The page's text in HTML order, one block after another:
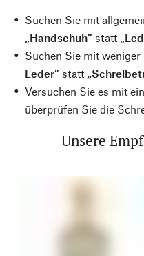
Suchen Sie mit
„Handschuh” statt
Suchen Sie mit
Leder” statt
Versuchen Sie es mit
überprüfen Sie die
Unsere